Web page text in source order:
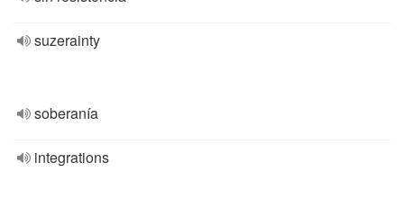
suzerainty
soberanía
integrations